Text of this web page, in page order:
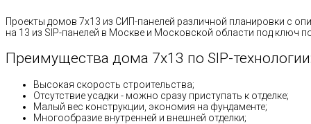
Проекты домов 7х13 из СИП-панелей различной планировки с
на 13 из SIP-панелей в Москве и Московской области под ключ
Преимущества дома 7х13 по SIP-
Высокая скорость строительства;
Отсутствие усадки - можно сразу приступать к отделке;
Малый вес конструкции, экономия на фундаменте;
Многообразие внутренней и внешней отделки;